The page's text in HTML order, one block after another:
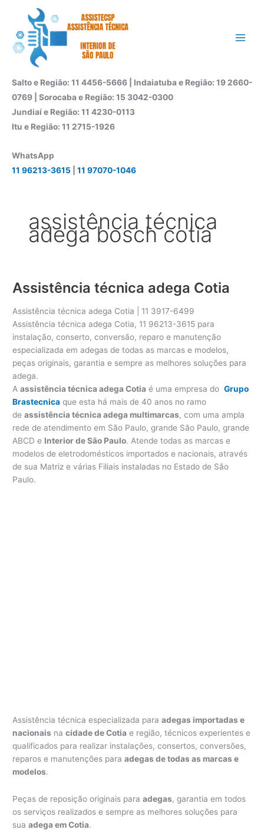
conteúdo
Salto e Região: 11 4456-5666 | Indaiatuba e Região: 19 2660-
0769 | Sorocaba e Região: 15 3042-0300
Jundiaí e Região: 11 4230-0113
Itu e Região: 11 2715-1926
WhatsApp
11 96213-3615
11 97070-1046
assistência técnica
adega bosch cotia
Assistência técnica adega Cotia
Assistência técnica adega Cotia | 11 3917-6499
Assistência técnica adega Cotia, 11 96213-3615 para
instalação, conserto, conversão, reparo e manutenção
especializada em adegas de todas as marcas e modelos,
peças originais, garantia e sempre as melhores soluções para
adega.
Aassistência técnica adega Cotia é uma empresa doGrupo
Brastecnica que esta há mais de 40 anos no ramo
deassistência técnica adega multimarcas, com uma ampla
rede de atendimento em São Paulo, grande São Paulo, grande
ABCD e Interior de São Paulo. Atende todas as marcas e
modelos de eletrodomésticos importados e nacionais, através
de sua Matriz e várias Filiais instaladas no Estado de São
Paulo.
Assistência técnica especializada paraadegas importadas e
nacionais nacidade de Cotia e região, técnicos experientes e
qualificados para realizar instalações, consertos, conversões,
reparos e manutenções paraadegas de todas as marcas e
modelos.
Peças de reposição originais paraadegas, garantia em todos
os serviços realizados e sempre as melhores soluções para
suaadega em Cotia.